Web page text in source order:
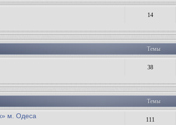
14
Темы
38
Темы
м. Одеса 111